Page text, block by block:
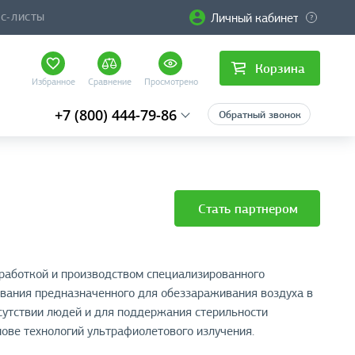
ЛИСТЫ Личный кабинет
Избранное Сравнение Просмотрено
Корзина
+7 (800) 444-79-86 Обратный звонок
Стать партнером
и производством специализированного
предназначенного для обеззараживания воздуха в
людей и для поддержания стерильности
технологий ультрафиолетового излучения.